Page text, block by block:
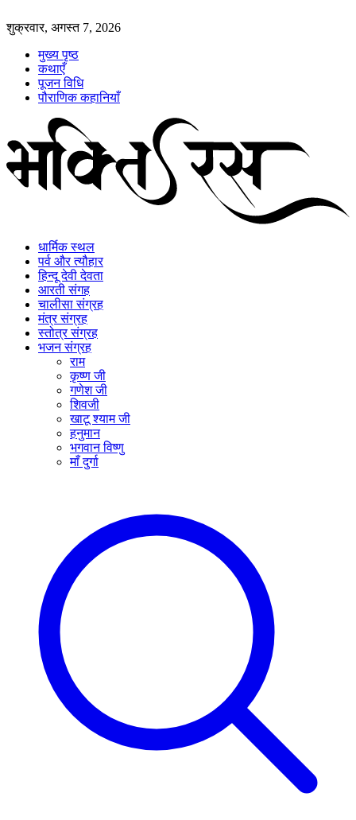
शुक्रवार, अगस्त 7, 2026
मुख्य पृष्ठ
कथाएँ
पूजन विधि
पौराणिक कहानियाँ
धार्मिक स्थल
पर्व और त्यौहार
हिन्दू देवी देवता
आरती संगह
चालीसा संग्रह
मंत्र संग्रह
स्तोत्र संग्रह
भजन संग्रह
राम
कृष्ण जी
गणेश जी
शिवजी
खाटू श्याम जी
हनुमान
भगवान विष्णु
माँ दुर्गा